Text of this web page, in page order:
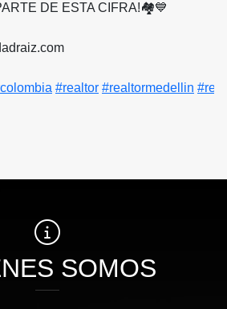
DE ESTA CIFRA!🏘💙
#realtor #realtormedellin
SOMOS